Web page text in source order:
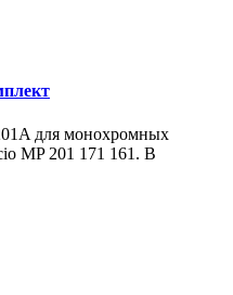
для монохромных
MP 201 171 161. В